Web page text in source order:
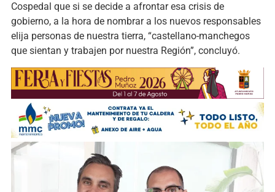
Cospedal que si se decide a afrontar esa crisis de
gobierno, a la hora de nombrar a los nuevos responsables
elija personas de nuestra tierra, “castellano-manchegos
que sientan y trabajen por nuestra Región”, concluyó.